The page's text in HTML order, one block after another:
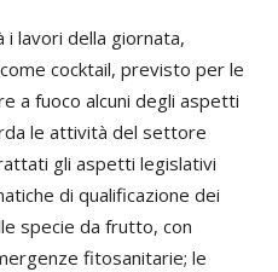
lavori della giornata,
cocktail, previsto per le
a fuoco alcuni degli aspetti
le attività del settore
gli aspetti legislativi
di qualificazione dei
specie da frutto, con
fitosanitarie; le